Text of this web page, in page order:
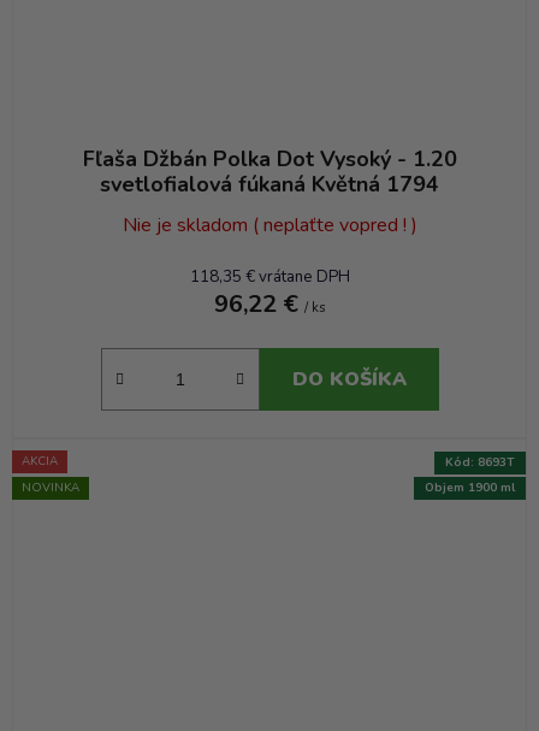
Fľaša Džbán Polka Dot Vysoký - 1.20
svetlofialová fúkaná Květná 1794
Nie je skladom ( neplaťte vopred ! )
118,35 € vrátane DPH
96,22 € / ks
DO KOŠÍKA
AKCIA
NOVINKA
Objem 1900 ml
Kód: 8693T